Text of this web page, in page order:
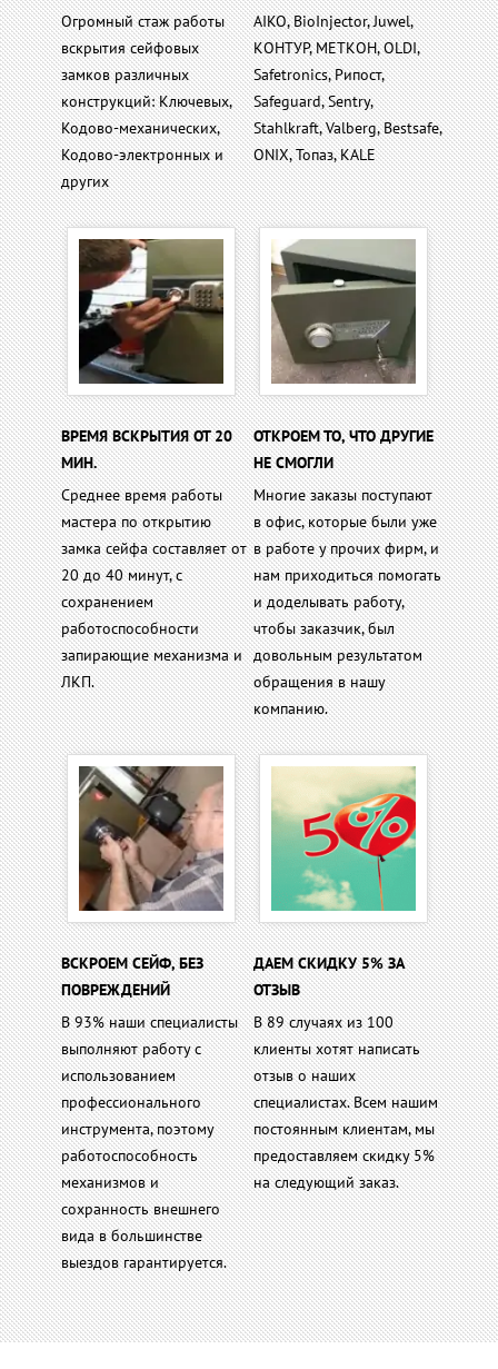
Огромный стаж работы
вскрытия сейфовых
замков различных
конструкций: Ключевых,
Кодово-механических,
Кодово-электронных и
других
AIKO, BioInjector, Juwel,
КОНТУР, МЕТКОН, OLDI,
Safetronics, Рипост,
Safeguard, Sentry,
Stahlkraft, Valberg, Bestsafe,
ONIX, Топаз, KALE
ВРЕМЯ ВСКРЫТИЯ ОТ 20
МИН.
Среднее время работы
мастера по открытию
замка сейфа составляет от
20 до 40 минут, с
сохранением
работоспособности
запирающие механизма и
ЛКП.
ОТКРОЕМ ТО, ЧТО ДРУГИЕ
НЕ СМОГЛИ
Многие заказы поступают
в офис, которые были уже
в работе у прочих фирм, и
нам приходиться помогать
и доделывать работу,
чтобы заказчик, был
довольным результатом
обращения в нашу
компанию.
ВСКРОЕМ СЕЙФ, БЕЗ
ПОВРЕЖДЕНИЙ
В 93% наши специалисты
выполняют работу с
использованием
профессионального
инструмента, поэтому
работоспособность
механизмов и
сохранность внешнего
вида в большинстве
выездов гарантируется.
ДАЕМ СКИДКУ 5% ЗА
ОТЗЫВ
В 89 случаях из 100
клиенты хотят написать
отзыв о наших
специалистах. Всем нашим
постоянным клиентам, мы
предоставляем скидку 5%
на следующий заказ.